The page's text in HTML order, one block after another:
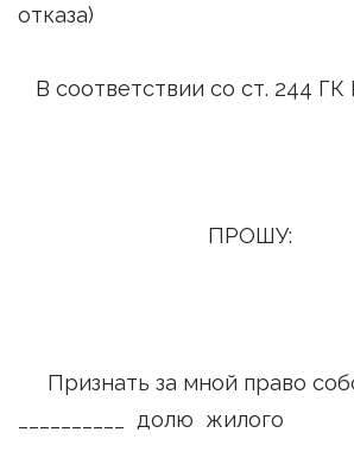
отказа)
В соответствии со ст. 244 ГК
ПРОШУ:
Признать за мной право
__________ долю жилого